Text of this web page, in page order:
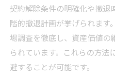
再開発予定地と不
大阪ir解除権の仕組
不動産撤退時に求
IRやカジノ事業が不動
IR計画の進展と不動
契約解除条件の明確化や撤
階的撤退計画が挙げられます
場調査を徹底し、資産価値の
られています。これらの方法
避することが可能です。